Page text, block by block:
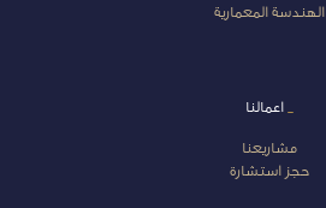
الهندسة المعمارية
اعمالنا
مشاريعنا
حجز استشارة